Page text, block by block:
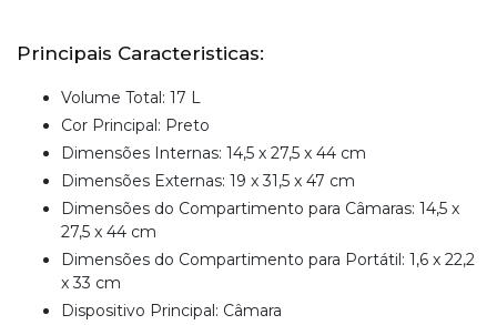
Principais Caracteristicas:
Volume Total: 17 L
Cor Principal: Preto
Dimensões Internas: 14,5 x 27,5 x 44 cm
Dimensões Externas: 19 x 31,5 x 47 cm
Dimensões do Compartimento para Câmaras: 14,5 x
27,5 x 44 cm
Dimensões do Compartimento para Portátil: 1,6 x 22,2
x 33 cm
Dispositivo Principal: Câmara